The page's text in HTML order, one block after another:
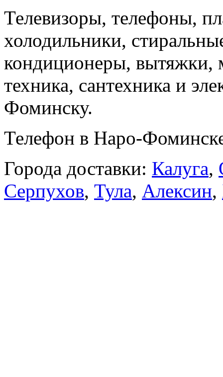
Телевизоры, телефоны,
холодильники,
кондиционеры, вытяжки,
техника, сантехника и
Фоминску.
Телефон в Наро-
Города доставки: Калуга,
Серпухов, Тула, Алексин,